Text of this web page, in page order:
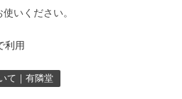
いください。
て｜有隣堂